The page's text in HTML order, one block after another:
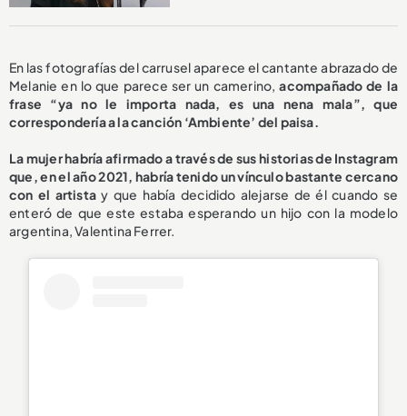
En las fotografías del carrusel aparece el cantante abrazado de
Melanie en lo que parece ser un camerino,acompañado de la
frase “ya no le importa nada, es una nena mala”, que
correspondería a la canción ‘Ambiente’ del paisa.
La mujer habría afirmado a través de sus historias de Instagram
que, en el año 2021, habría tenido un vínculo bastante cercano
con el artistay que había decidido alejarse de él cuando se
enteró de que este estaba esperando un hijo con la modelo
argentina, Valentina Ferrer.